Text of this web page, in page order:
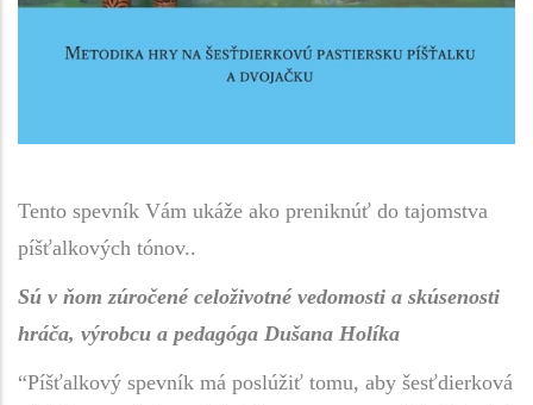
Tento spevník Vám ukáže ako preniknúť do tajomstva
píšťalkových tónov..
Sú v ňom zúročené celoživotné vedomosti a skúsenosti
hráča, výrobcu a pedagóga Dušana Holíka
“Píšťalkový spevník má poslúžiť tomu, aby šesťdierková